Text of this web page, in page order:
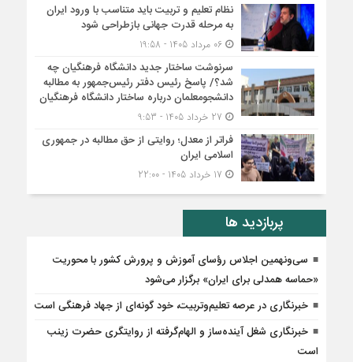
نظام تعلیم و تربیت باید متناسب با ورود ایران
به مرحله قدرت جهانی بازطراحی شود
06 مرداد 1405 - 19:58
سرنوشت ساختار جدید دانشگاه فرهنگیان چه
شد؟/ پاسخ رئیس دفتر رئیس‌جمهور به مطالبه
دانشجومعلمان درباره ساختار دانشگاه فرهنگیان
فراتر از معدل؛ روایتی از حق مطالبه در جمهوری
اسلامی ایران
پربازدید ها
سی‌ونهمین اجلاس رؤسای آموزش و پرورش کشور با محوریت
«حماسه همدلی برای ایران» برگزار می‌شود
خبرنگاری در عرصه تعلیم‌وتربیت، خود گونه‌ای از جهاد فرهنگی است
خبرنگاری شغل آینده‌ساز و الهام‌گرفته از روایتگری حضرت زینب
است